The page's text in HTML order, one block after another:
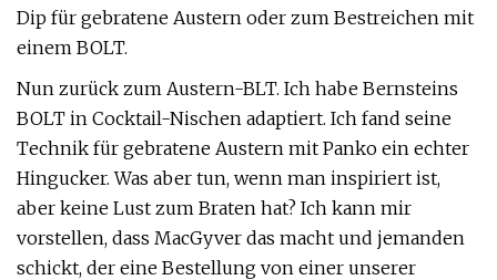
Dip für gebratene Austern oder zum Bestreichen mit
einem BOLT.
Nun zurück zum Austern-BLT. Ich habe Bernsteins
BOLT in Cocktail-Nischen adaptiert. Ich fand seine
Technik für gebratene Austern mit Panko ein echter
Hingucker. Was aber tun, wenn man inspiriert ist,
aber keine Lust zum Braten hat? Ich kann mir
vorstellen, dass MacGyver das macht und jemanden
schickt, der eine Bestellung von einer unserer